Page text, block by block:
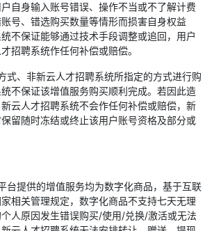
自身输入账号错误、操作不当或不了解计费
号、错选购买数量等情形而损害自身权益
不保证能够通过技术手段调整或追回，用户
招聘系统作任何补偿或赔偿。
式、非新云人才招聘系统所指定的方式进行购
不保证该增值服务购买顺利完成。若因此造
云人才招聘系统不会作任何补偿或赔偿，新
留随时冻结或终止该用户账号资格及部分或
台提供的增值服务均为数字化商品，基于互联
相关管理规定，数字化商品不支持七天无理
人原因发生错误购买/使用/兑换/激活或无法